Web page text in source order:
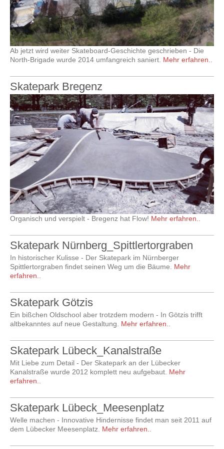
Ab jetzt wird weiter Skateboard-Geschichte geschrieben - Die
North-Brigade wurde 2014 umfangreich saniert. Mehr erfahren..
Skatepark Bregenz
Organisch und verspielt - Bregenz hat Flow! Mehr erfahren..
Skatepark Nürnberg_Spittlertorgraben
In historischer Kulisse - Der Skatepark im Nürnberger
Spittlertorgraben findet seinen Weg um die Bäume. Mehr
erfahren..
Skatepark Götzis
Ein bißchen Oldschool aber trotzdem modern - In Götzis trifft
altbekanntes auf neue Gestaltung. Mehr erfahren..
Skatepark Lübeck_Kanalstraße
Mit Liebe zum Detail - Der Skatepark an der Lübecker
Kanalstraße wurde 2012 komplett neu aufgebaut. Mehr
erfahren..
Skatepark Lübeck_Meesenplatz
Welle machen - Innovative Hindernisse findet man seit 2011 auf
dem Lübecker Meesenplatz. Mehr erfahren..